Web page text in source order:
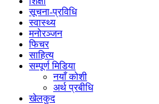
सूचना-प्रविधि
स्वास्थ्य
मनोरञ्जन
फिचर
साहित्य
सम्पूर्ण मिडिया
नयाँ कोशी
अर्थ प्रबीधि
खेलकुद